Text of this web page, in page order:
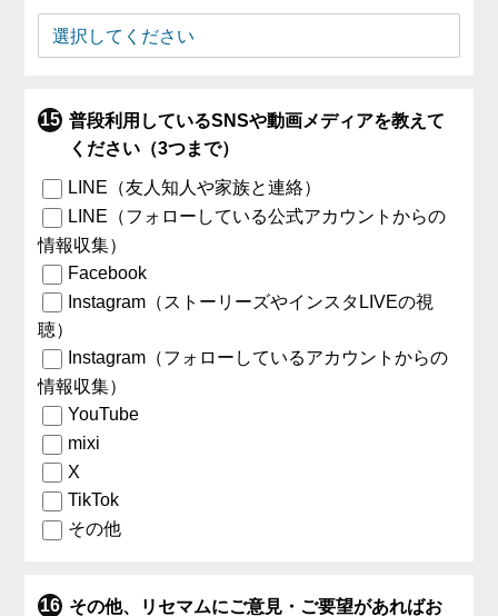
普段利用しているSNSや動画メディアを教えて
ください（3つまで）
LINE（友人知人や家族と連絡）
LINE（フォローしている公式アカウントからの
情報収集）
Facebook
Instagram（ストーリーズやインスタLIVEの視
聴）
Instagram（フォローしているアカウントからの
情報収集）
YouTube
mixi
X
TikTok
その他
その他、リセマムにご意見・ご要望があればお